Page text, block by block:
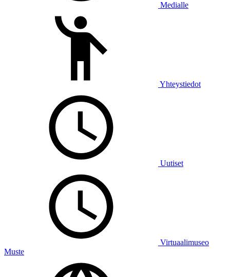
Medialle
Yhteystiedot
Uutiset
Virtuaalimuseo
Muste